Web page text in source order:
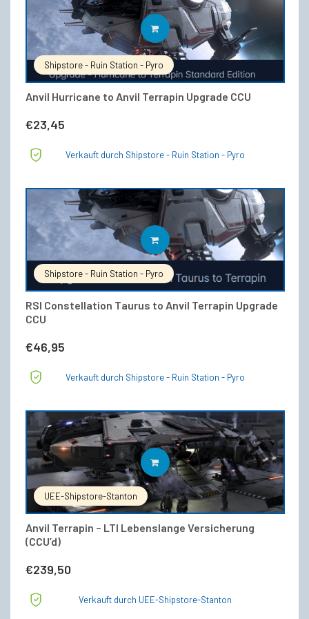
Shipstore - Ruin Station - Pyro
Anvil Hurricane to Anvil Terrapin Upgrade CCU
€23,45
IN DEN WARENKORB
Verkauft durch Shipstore - Ruin Station - Pyro
Shipstore - Ruin Station - Pyro
RSI Constellation Taurus to Anvil Terrapin Upgrade
CCU
€46,95
IN DEN WARENKORB
Verkauft durch Shipstore - Ruin Station - Pyro
UEE-Shipstore-Stanton
Anvil Terrapin – LTI Lebenslange Versicherung
(CCU’d)
€239,50
IN DEN WARENKORB
Verkauft durch UEE-Shipstore-Stanton